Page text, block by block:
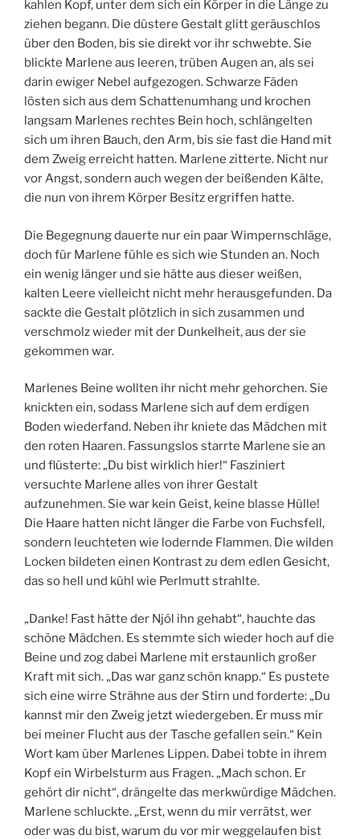
kahlen Kopf, unter dem sich ein Körper in die Länge zu
ziehen begann. Die düstere Gestalt glitt geräuschlos
über den Boden, bis sie direkt vor ihr schwebte. Sie
blickte Marlene aus leeren, trüben Augen an, als sei
darin ewiger Nebel aufgezogen. Schwarze Fäden
lösten sich aus dem Schattenumhang und krochen
langsam Marlenes rechtes Bein hoch, schlängelten
sich um ihren Bauch, den Arm, bis sie fast die Hand mit
dem Zweig erreicht hatten. Marlene zitterte. Nicht nur
vor Angst, sondern auch wegen der beißenden Kälte,
die nun von ihrem Körper Besitz ergriffen hatte.
Die Begegnung dauerte nur ein paar Wimpernschläge,
doch für Marlene fühle es sich wie Stunden an. Noch
ein wenig länger und sie hätte aus dieser weißen,
kalten Leere vielleicht nicht mehr herausgefunden. Da
sackte die Gestalt plötzlich in sich zusammen und
verschmolz wieder mit der Dunkelheit, aus der sie
gekommen war.
Marlenes Beine wollten ihr nicht mehr gehorchen. Sie
knickten ein, sodass Marlene sich auf dem erdigen
Boden wiederfand. Neben ihr kniete das Mädchen mit
den roten Haaren. Fassungslos starrte Marlene sie an
und flüsterte: „Du bist wirklich hier!“ Fasziniert
versuchte Marlene alles von ihrer Gestalt
aufzunehmen. Sie war kein Geist, keine blasse Hülle!
Die Haare hatten nicht länger die Farbe von Fuchsfell,
sondern leuchteten wie lodernde Flammen. Die wilden
Locken bildeten einen Kontrast zu dem edlen Gesicht,
das so hell und kühl wie Perlmutt strahlte.
„Danke! Fast hätte der Njól ihn gehabt“, hauchte das
schöne Mädchen. Es stemmte sich wieder hoch auf die
Beine und zog dabei Marlene mit erstaunlich großer
Kraft mit sich. „Das war ganz schön knapp.“ Es pustete
sich eine wirre Strähne aus der Stirn und forderte: „Du
kannst mir den Zweig jetzt wiedergeben. Er muss mir
bei meiner Flucht aus der Tasche gefallen sein.“ Kein
Wort kam über Marlenes Lippen. Dabei tobte in ihrem
Kopf ein Wirbelsturm aus Fragen. „Mach schon. Er
gehört dir nicht“, drängelte das merkwürdige Mädchen.
Marlene schluckte. „Erst, wenn du mir verrätst, wer
oder was du bist, warum du vor mir weggelaufen bist